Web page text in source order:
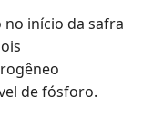
no início da safra
de fósforo.